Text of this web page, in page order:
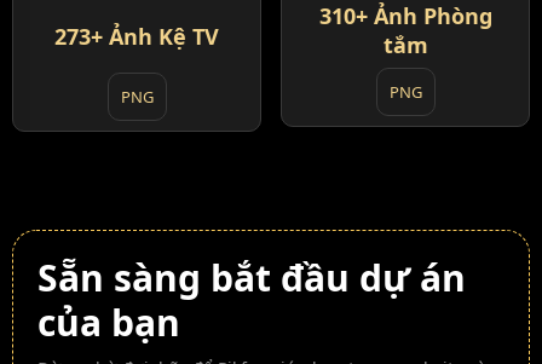
310+ Ảnh Phòng
tắm
PNG
273+ Ảnh Kệ TV
PNG
Sẵn sàng bắt đầu dự án
của bạn